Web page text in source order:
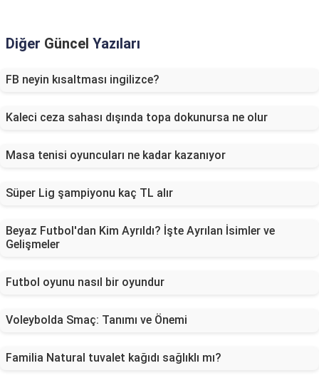
Diğer Güncel Yazıları
FB neyin kısaltması ingilizce?
Kaleci ceza sahası dışında topa dokunursa ne olur
Masa tenisi oyuncuları ne kadar kazanıyor
Süper Lig şampiyonu kaç TL alır
Beyaz Futbol'dan Kim Ayrıldı? İşte Ayrılan İsimler ve
Gelişmeler
Futbol oyunu nasıl bir oyundur
Voleybolda Smaç: Tanımı ve Önemi
Familia Natural tuvalet kağıdı sağlıklı mı?